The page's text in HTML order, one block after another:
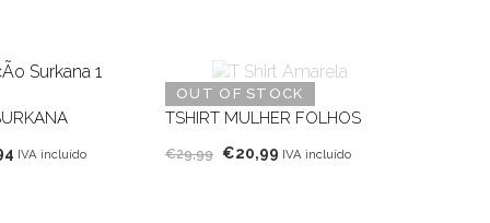
O
IVA incluído
OUT OF STOCK
TSHIRT MULHER FOLHOS
€29,99 O
€20,99 O
IVA incluído